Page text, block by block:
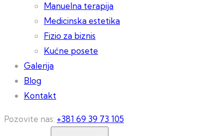
Manuelna terapija
Medicinska estetika
Fizio za biznis
Kućne posete
Galerija
Blog
Kontakt
Pozovite nas: +381 69 39 73 105